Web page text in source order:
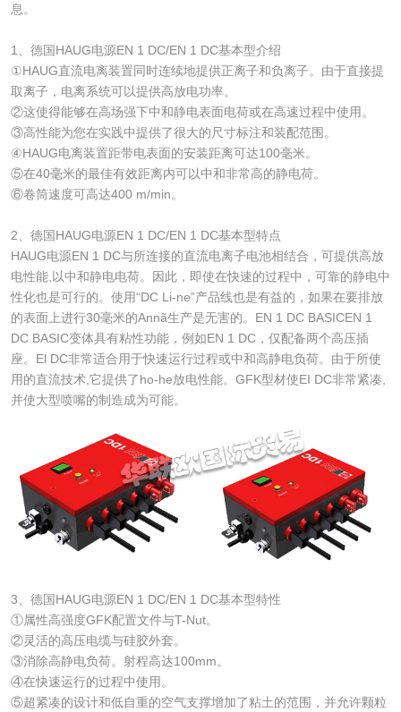
息。
1、德国HAUG电源EN 1 DC/EN 1 DC基本型介绍
①HAUG直流电离装置同时连续地提供正离子和负离子。由于直接提
取离子，电离系统可以提供高放电功率。
②这使得能够在高场强下中和静电表面电荷或在高速过程中使用。
③高性能为您在实践中提供了很大的尺寸标注和装配范围。
④HAUG电离装置距带电表面的安装距离可达100毫米。
⑤在40毫米的最佳有效距离内可以中和非常高的静电荷。
⑥卷筒速度可高达400 m/min。
2、德国HAUG电源EN 1 DC/EN 1 DC基本型特点
HAUG电源EN 1 DC与所连接的直流电离子电池相结合，可提供高放
电性能,以中和静电电荷。因此，即使在快速的过程中，可靠的静电中
性化也是可行的。使用“DC Li-ne”产品线也是有益的，如果在要排放
的表面上进行30毫米的Annã生产是无害的。EN 1 DC BASICEN 1
DC BASIC变体具有粘性功能，例如EN 1 DC，仅配备两个高压插
座。El DC非常适合用于快速运行过程或中和高静电负荷。由于所使
用的直流技术,它提供了ho-he放电性能。GFK型材使EI DC非常紧凑,
并使大型喷嘴的制造成为可能。
3、德国HAUG电源EN 1 DC/EN 1 DC基本型特性
①属性高强度GFK配置文件与T-Nut。
②灵活的高压电缆与硅胶外套。
③消除高静电负荷。射程高达100mm。
④在快速运行的过程中使用。
⑤超紧凑的设计和低自重的空气支撑增加了粘土的范围，并允许颗粒